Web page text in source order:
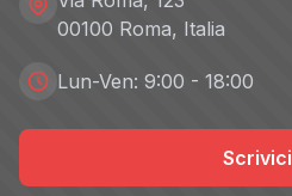
00100 Roma, Italia
Lun-Ven: 9:00 - 18:00
Scrivici